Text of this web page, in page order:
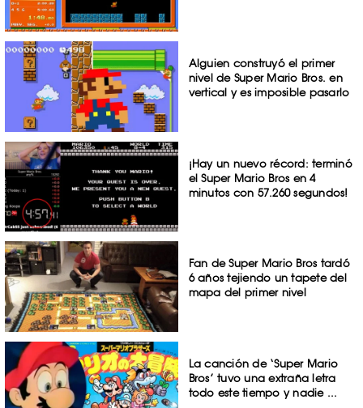
Alguien construyó el primer
nivel de Super Mario Bros. en
vertical y es imposible pasarlo
¡Hay un nuevo récord: terminó
el Super Mario Bros en 4
minutos con 57.260 segundos!
Fan de Super Mario Bros tardó
6 años tejiendo un tapete del
mapa del primer nivel
La canción de ‘Super Mario
Bros’ tuvo una extraña letra
todo este tiempo y nadie ...